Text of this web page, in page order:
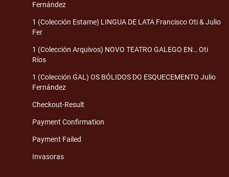
Fernández
1 (Colección Estame) LINGUA DE LATA Francisco Oti & Julio
Fer
1 (Colección Arquivos) NOVO TEATRO GALEGO EN… Oti
Ríos
1 (Colección GAL) OS BÓLIDOS DO ESQUECEMENTO Julio
Fernández
Checkout-Result
Payment Confirmation
Payment Failed
Invasoras